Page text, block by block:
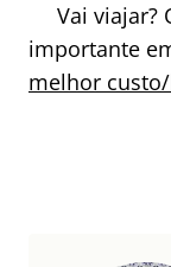
Vai viajar?
importante
melhor